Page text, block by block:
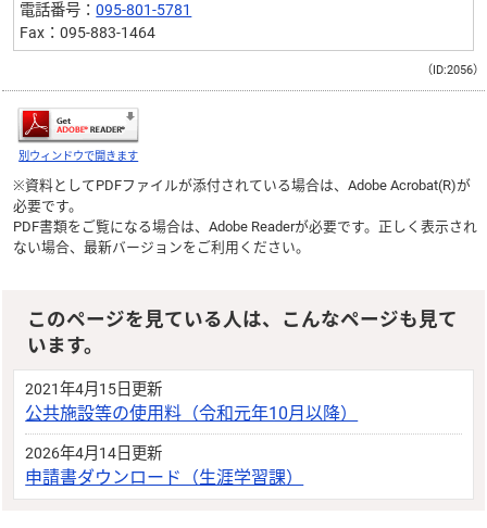
電話番号：095-801-5781
Fax：095-883-1464
（ID:2056）
別ウィンドウで開きます
※資料としてPDFファイルが添付されている場合は、Adobe Acrobat(R)が
必要です。
PDF書類をご覧になる場合は、Adobe Readerが必要です。正しく表示され
ない場合、最新バージョンをご利用ください。
このページを見ている人は、こんなページも見て
います。
2021年4月15日更新
公共施設等の使用料（令和元年10月以降）
2026年4月14日更新
申請書ダウンロード（生涯学習課）